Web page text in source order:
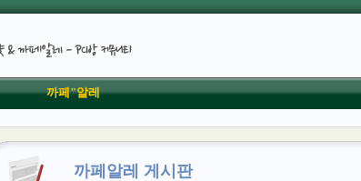
까페"알레
까페알레 게시판